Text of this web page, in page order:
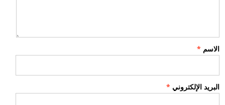
الاسم *
البريد الإلكتروني *